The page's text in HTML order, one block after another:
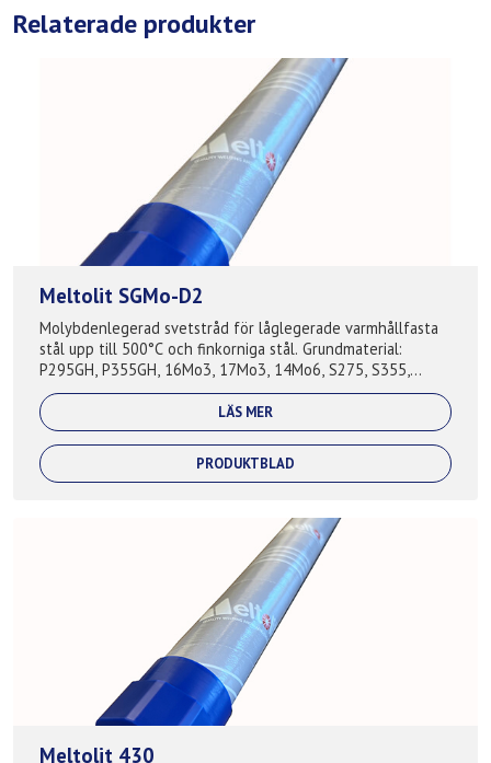
Relaterade produkter
Meltolit SGMo-D2
Molybdenlegerad svetstråd för låglegerade varmhållfasta
stål upp till 500°C och finkorniga stål. Grundmaterial:
P295GH, P355GH, 16Mo3, 17Mo3, 14Mo6, S275, S355,
S420, A210, A285, A335, A516,...
LÄS MER
PRODUKTBLAD
Meltolit 430